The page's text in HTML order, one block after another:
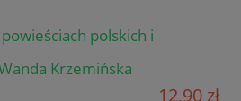
polskich i
Krzemińska
12,90 zł